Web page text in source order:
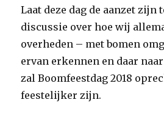
Laat deze dag de aanzet zijn
discussie over hoe wij
overheden – met bomen
ervan erkennen en daar
zal Boomfeestdag 2018
feestelijker zijn.